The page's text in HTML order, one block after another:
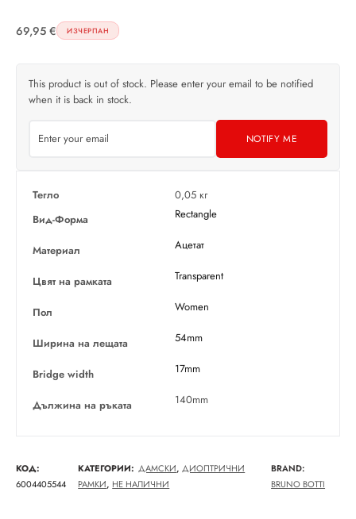
69,95 € ИЗЧЕРПАН
This product is out of stock. Please enter your email to be notified
when it is back in stock.
NOTIFY ME
Тегло
0,05 кг
Вид-Форма
Rectangle
Материал Ацетат
Цвят на рамката Transparent
Пол Women
Ширина на лещата 54mm
Bridge width 17mm
Дължина на ръката 140mm
КОД:
6004405544
КАТЕГОРИИ: ДАМСКИ,ДИОПТРИЧНИ
РАМКИ, НЕ НАЛИЧНИ
BRAND:
BRUNO BOTTI